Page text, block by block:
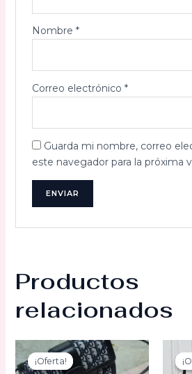
Nombre *
Correo electrónico *
Guarda mi nombre, correo
este navegador para la próxima
Productos
relacionados
¡Oferta!
¡Oferta!